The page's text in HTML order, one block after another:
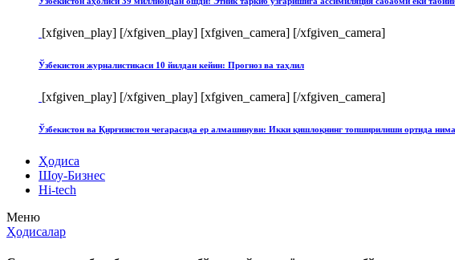
[xfgiven_play] [/xfgiven_play] [xfgiven_camera] [/xfgiven_camera]
Ўзбекистон журналистикаси 10 йилдан кейин: Прогноз ва таҳлил
[xfgiven_play] [/xfgiven_play] [xfgiven_camera] [/xfgiven_camera]
Ўзбекистон ва Қирғизистон чегарасида ер алмашинуви: Икки қишлоқнинг топширилиши ортида
Ҳодиса
Шоу-Бизнес
Hi-tech
Меню
Ҳодисалар